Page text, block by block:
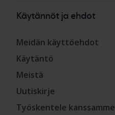
Käytännöt ja ehdot
Meidän käyttöehdot
Käytäntö
Meistä
Uutiskirje
Työskentele kanssamme